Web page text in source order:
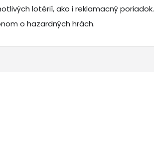
lotérií, ako i reklamacný poriadok.
o hazardných hrách.